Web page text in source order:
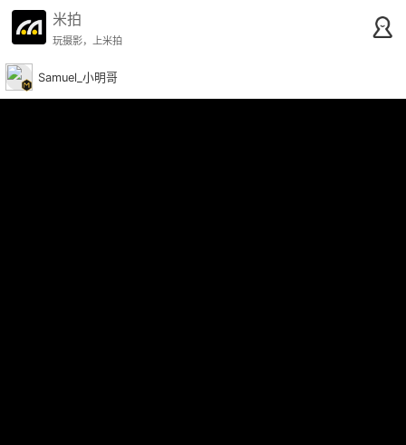
米拍
玩摄影，上米拍
Samuel_小明哥